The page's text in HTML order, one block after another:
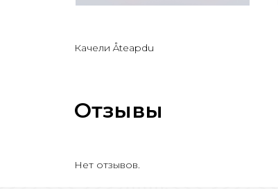
Качели Åteapdu
Отзывы
Нет отзывов.